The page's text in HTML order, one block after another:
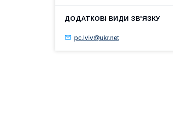
pc.lviv@ukr.net